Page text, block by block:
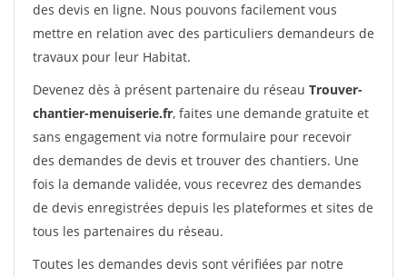
des devis en ligne. Nous pouvons facilement vous
mettre en relation avec des particuliers demandeurs de
travaux pour leur Habitat.
Devenez dès à présent partenaire du réseau Trouver-
chantier-menuiserie.fr, faites une demande gratuite et
sans engagement via notre formulaire pour recevoir
des demandes de devis et trouver des chantiers. Une
fois la demande validée, vous recevrez des demandes
de devis enregistrées depuis les plateformes et sites de
tous les partenaires du réseau.
Toutes les demandes devis sont vérifiées par notre